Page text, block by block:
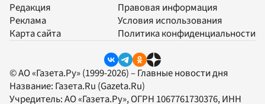
Редакция
Реклама
Карта сайта
Правовая информация
Условия использования
Политика конфиденциальности
© АО «Газета.Ру» (1999-2026) – Главные новости дня
Название: Газета.Ru (Gazeta.Ru)
Учредитель:АО «Газета.Ру», ОГРН 1067761730376, ИНН